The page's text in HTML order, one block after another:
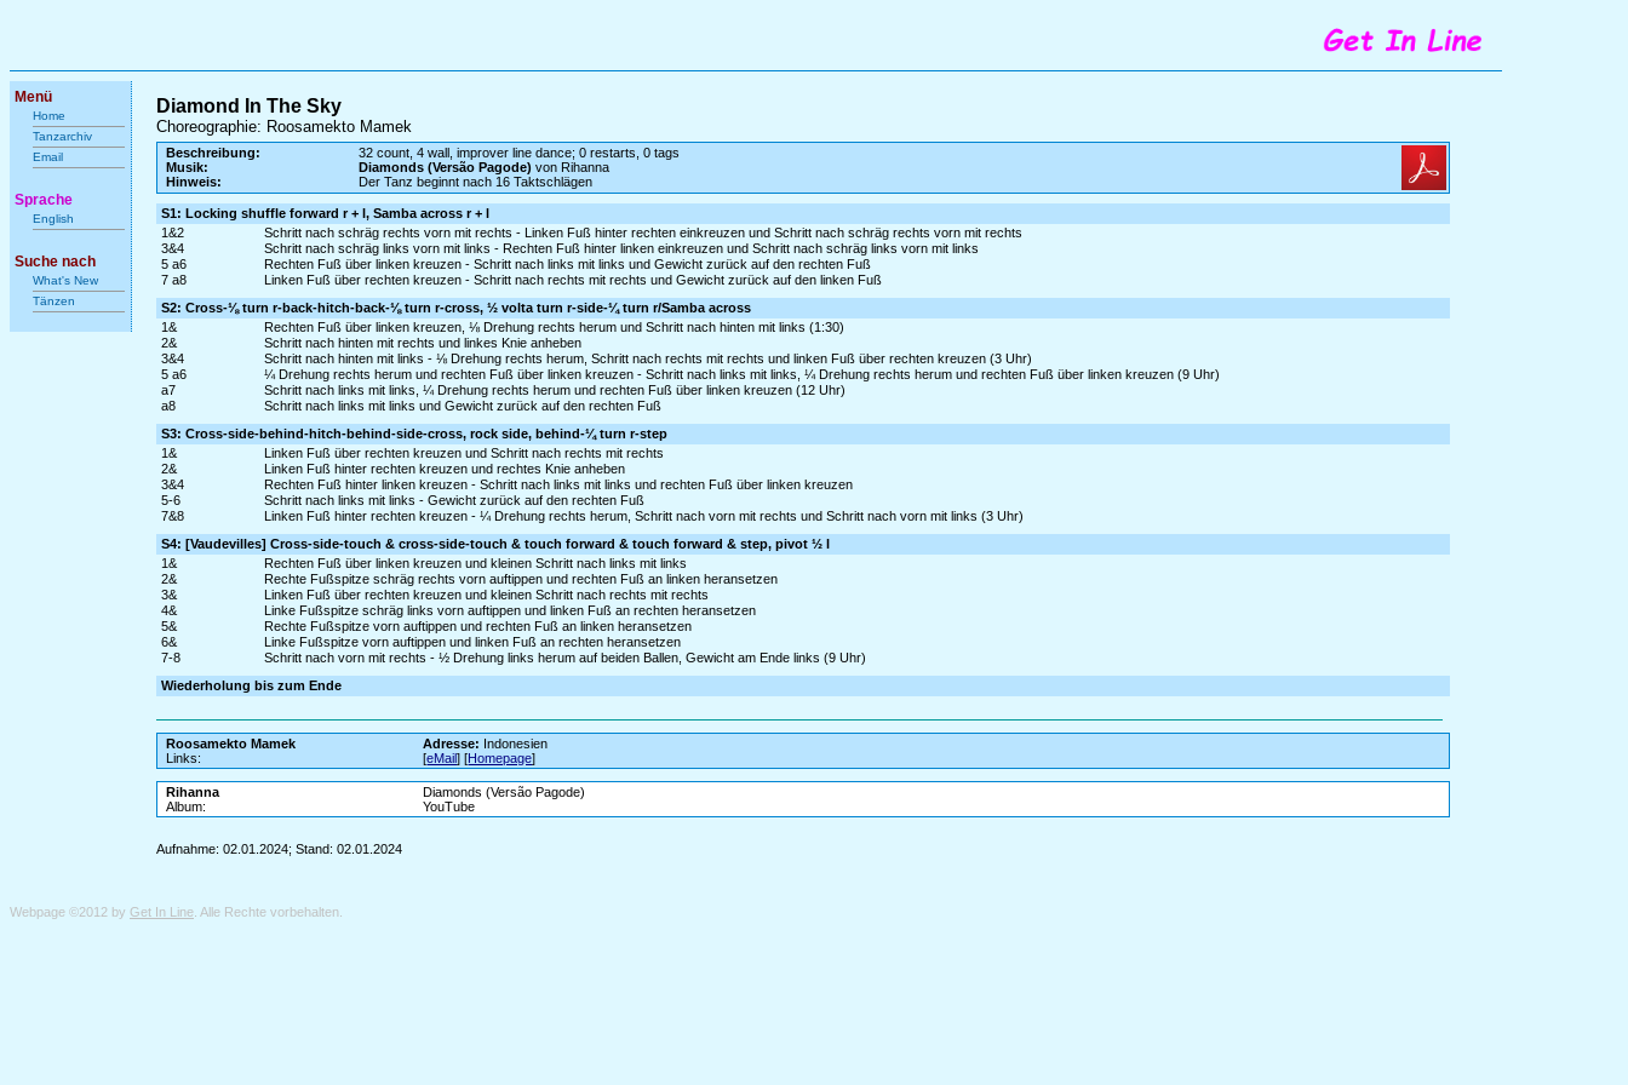
Menü
Home
Tanzarchiv
Email
Sprache
English
Suche nach
What's New
Tänzen
Diamond In The Sky
Choreographie: Roosamekto Mamek
Beschreibung:
32 count, 4 wall, improver line dance; 0 restarts, 0 tags
Musik:
Diamonds (Versão Pagode) von Rihanna
Hinweis:
Der Tanz beginnt nach 16 Taktschlägen
S1: Locking shuffle forward r + l, Samba across r + l
1&2
Schritt nach schräg rechts vorn mit rechts - Linken Fuß hinter rechten einkreuzen und Schritt nach schräg rechts vorn mit rechts
3&4
Schritt nach schräg links vorn mit links - Rechten Fuß hinter linken einkreuzen und Schritt nach schräg links vorn mit links
5 a6
Rechten Fuß über linken kreuzen - Schritt nach links mit links und Gewicht zurück auf den rechten Fuß
7 a8
Linken Fuß über rechten kreuzen - Schritt nach rechts mit rechts und Gewicht zurück auf den linken Fuß
S2: Cross-⅛ turn r-back-hitch-back-⅛ turn r-cross, ½ volta turn r-side-¼ turn r/Samba across
1&
Rechten Fuß über linken kreuzen, ⅛ Drehung rechts herum und Schritt nach hinten mit links (1:30)
2&
Schritt nach hinten mit rechts und linkes Knie anheben
3&4
Schritt nach hinten mit links - ⅛ Drehung rechts herum, Schritt nach rechts mit rechts und linken Fuß über rechten kreuzen (3 Uhr)
5 a6
¼ Drehung rechts herum und rechten Fuß über linken kreuzen - Schritt nach links mit links, ¼ Drehung rechts herum und rechten Fuß über linken kreuzen (9 Uhr)
a7
Schritt nach links mit links, ¼ Drehung rechts herum und rechten Fuß über linken kreuzen (12 Uhr)
a8
Schritt nach links mit links und Gewicht zurück auf den rechten Fuß
S3: Cross-side-behind-hitch-behind-side-cross, rock side, behind-¼ turn r-step
1&
Linken Fuß über rechten kreuzen und Schritt nach rechts mit rechts
2&
Linken Fuß hinter rechten kreuzen und rechtes Knie anheben
3&4
Rechten Fuß hinter linken kreuzen - Schritt nach links mit links und rechten Fuß über linken kreuzen
5-6
Schritt nach links mit links - Gewicht zurück auf den rechten Fuß
7&8
Linken Fuß hinter rechten kreuzen - ¼ Drehung rechts herum, Schritt nach vorn mit rechts und Schritt nach vorn mit links (3 Uhr)
S4: [Vaudevilles] Cross-side-touch & cross-side-touch & touch forward & touch forward & step, pivot ½ l
1&
Rechten Fuß über linken kreuzen und kleinen Schritt nach links mit links
2&
Rechte Fußspitze schräg rechts vorn auftippen und rechten Fuß an linken heransetzen
3&
Linken Fuß über rechten kreuzen und kleinen Schritt nach rechts mit rechts
4&
Linke Fußspitze schräg links vorn auftippen und linken Fuß an rechten heransetzen
5&
Rechte Fußspitze vorn auftippen und rechten Fuß an linken heransetzen
6&
Linke Fußspitze vorn auftippen und linken Fuß an rechten heransetzen
7-8
Schritt nach vorn mit rechts - ½ Drehung links herum auf beiden Ballen, Gewicht am Ende links (9 Uhr)
Wiederholung bis zum Ende
Roosamekto Mamek Adresse: Indonesien
Links:
[eMail] [Homepage]
Rihanna
Diamonds (Versão Pagode)
Album:
YouTube
Aufnahme: 02.01.2024; Stand: 02.01.2024
Webpage ©2012 by Get In Line . Alle Rechte vorbehalten.